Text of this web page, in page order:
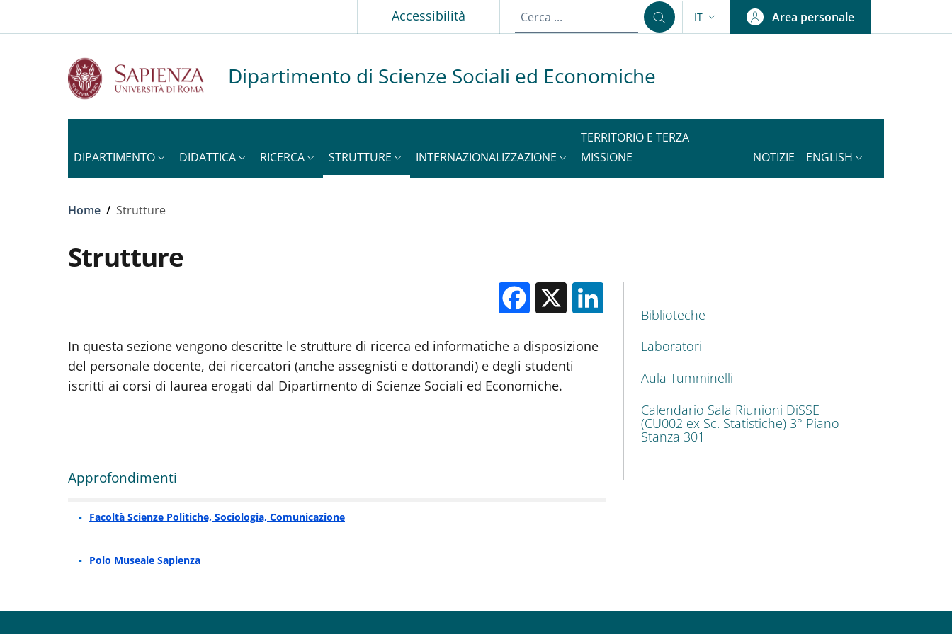
Accessibilità SELETTORE LINGUA: CURRENT LANGUAGE
IT Area personale
Dipartimento di Scienze Sociali ed Economiche
DIPARTIMENTO DIDATTICA RICERCA STRUTTURE INTERNAZIONALIZZAZIONE
TERRITORIO E TERZA
MISSIONE
NOTIZIE ENGLISH
Briciole di pane
Home / Strutture
Strutture
Facebook
X
In questa sezione vengono descritte le strutture di ricerca ed informatiche a disposizione
del personale docente, dei ricercatori (anche assegnisti e dottorandi) e degli studenti
iscritti ai corsi di laurea erogati dal Dipartimento di Scienze Sociali ed Economiche.
Approfondimenti
Facoltà Scienze Politiche, Sociologia, Comunicazione
Polo Museale Sapienza
MAIN NAVIGATION
Biblioteche
Laboratori
Aula Tumminelli
Calendario Sala Riunioni DiSSE
(CU002 ex Sc. Statistiche) 3° Piano
Stanza 301